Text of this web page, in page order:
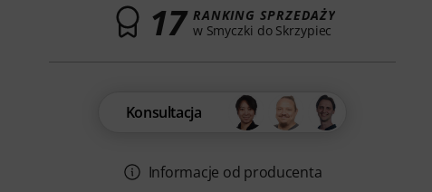
17 RANKING SPRZEDAŻY
w Smyczki do Skrzypiec
Konsultacja
Informacje od producenta